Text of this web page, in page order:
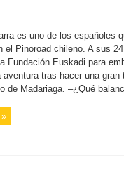
es uno de los españoles
el Pinoroad chileno. A sus
Fundación Euskadi para
aventura tras hacer una gran
de Madariaga. –¿Qué